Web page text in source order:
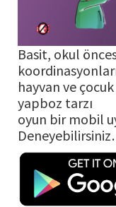
Basit, okul
hayvan ve
yapboz tarzı
oyun bir mobil